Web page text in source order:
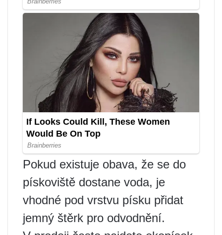
Pokud existuje obava, že se do
pískoviště dostane voda, je
vhodné pod vrstvu písku přidat
jemný štěrk pro odvodnění.